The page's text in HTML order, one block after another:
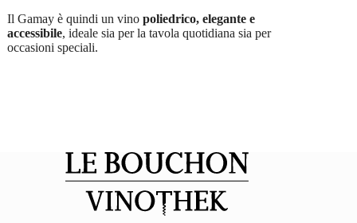
Il Gamay è quindi un vino poliedrico, elegante e
accessibile, ideale sia per la tavola quotidiana sia per
occasioni speciali.